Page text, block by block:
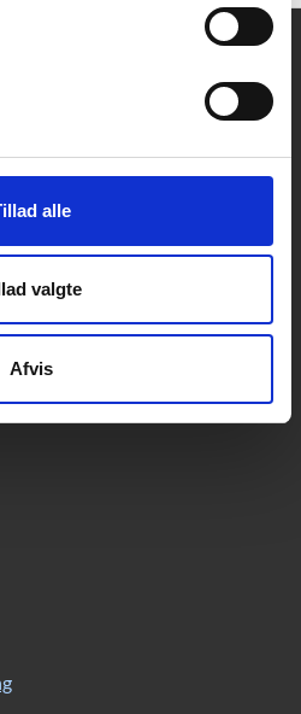
alle
valgte
Afvis
000 126830 5